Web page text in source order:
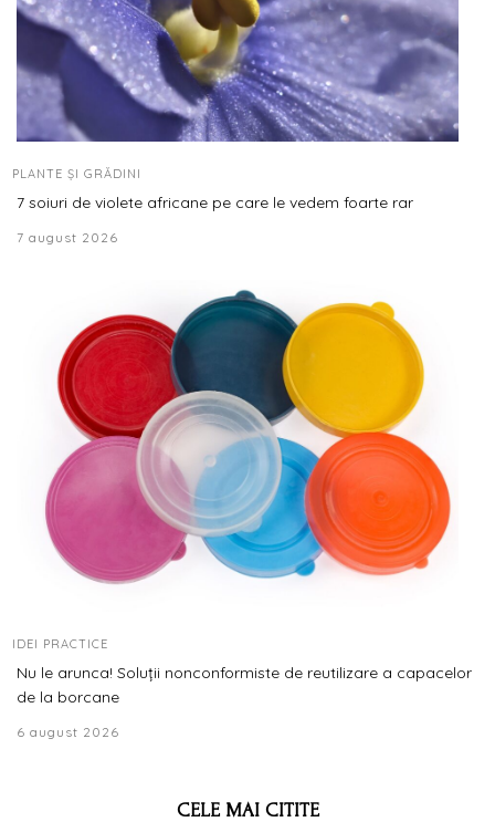
PLANTE ȘI GRĂDINI
7 soiuri de violete africane pe care le vedem foarte rar
7 august 2026
IDEI PRACTICE
Nu le arunca! Soluții nonconformiste de reutilizare a capacelor
de la borcane
6 august 2026
CELE MAI CITITE